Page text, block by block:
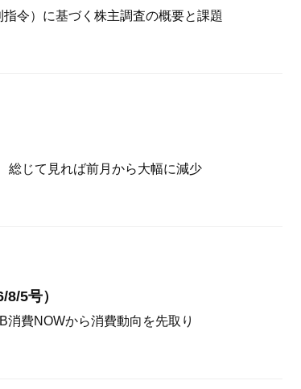
令）に基づく株主調査の概要と課題
総じて見れば前月から大幅に減少
5号）
消費NOWから消費動向を先取り